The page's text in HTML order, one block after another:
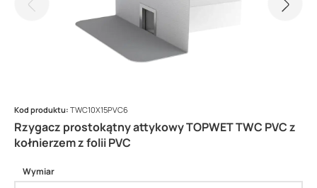
Rzygacz prostokątny attykowy TOPWET TWC PVC z
kołnierzem z folii PVC
Kod produktu: TWC10X15PVC6
Wymiar